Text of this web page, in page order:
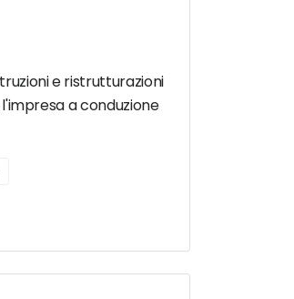
e ristrutturazioni
a conduzione